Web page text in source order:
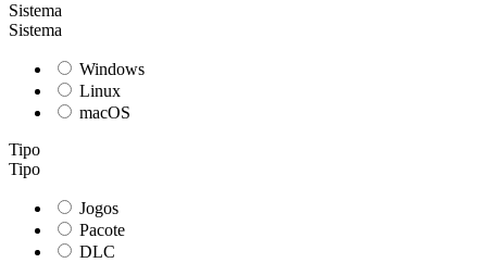
Sistema
Sistema
Windows
Linux
macOS
Tipo
Tipo
Jogos
Pacote
DLC